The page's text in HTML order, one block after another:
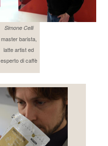
Simone Celli
master barista,
latte artist ed
esperto di caffè